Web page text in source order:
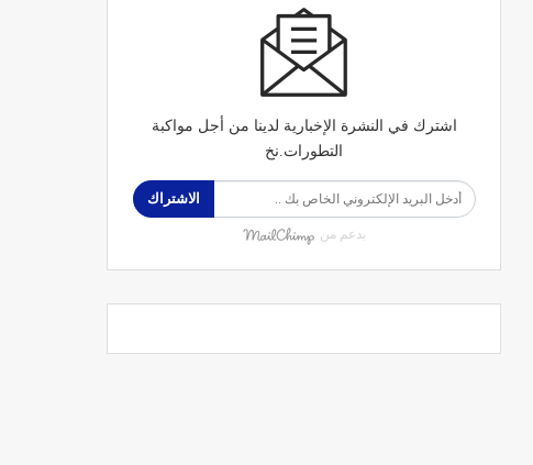
اشترك في النشرة الإخبارية لدينا من أجل مواكبة
التطورات.نخ
الاشتراك
بدعم من